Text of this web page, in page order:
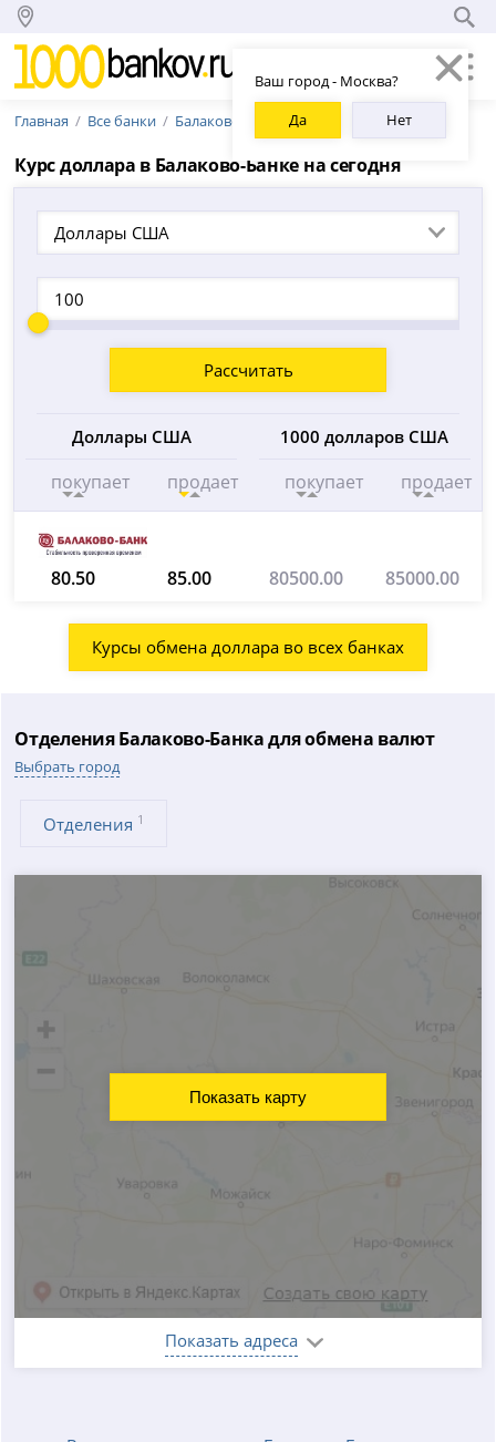
Ваш город - Москва?
Да
Нет
Главная Все банки Балаково-Банк
Курс доллара в Балаково-Банке на сегодня
Доллары США
Рассчитать
Доллары США
покупает продает
1000 долларов США
покупает продает
80.50 85.00 80500.00 85000.00
Курсы обмена доллара во всех банках
Отделения Балаково-Банка для обмена валют
Выбрать город
Отделения 1
Показать адреса
Показать карту